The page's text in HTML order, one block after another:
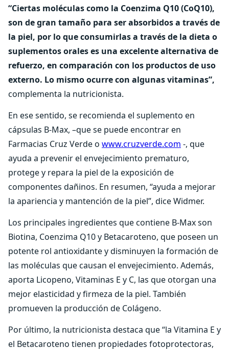
“Ciertas moléculas como la Coenzima Q10 (CoQ10),
son de gran tamaño para ser absorbidos a través de
la piel, por lo que consumirlas a través de la dieta o
suplementos orales es una excelente alternativa de
refuerzo, en comparación con los productos de uso
externo. Lo mismo ocurre con algunas vitaminas”,
complementa la nutricionista.
En ese sentido, se recomienda el suplemento en
cápsulas B-Max, –que se puede encontrar en
Farmacias Cruz Verde o www.cruzverde.com -, que
ayuda a prevenir el envejecimiento prematuro,
protege y repara la piel de la exposición de
componentes dañinos. En resumen, “ayuda a mejorar
la apariencia y mantención de la piel”, dice Widmer.
Los principales ingredientes que contiene B-Max son
Biotina, Coenzima Q10 y Betacaroteno, que poseen un
potente rol antioxidante y disminuyen la formación de
las moléculas que causan el envejecimiento. Además,
aporta Licopeno, Vitaminas E y C, las que otorgan una
mejor elasticidad y firmeza de la piel. También
promueven la producción de Colágeno.
Por último, la nutricionista destaca que “la Vitamina E y
el Betacaroteno tienen propiedades fotoprotectoras,